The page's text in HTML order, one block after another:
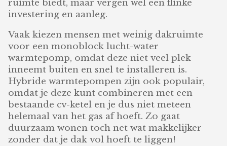
ruimte biedt, maar vergen wel een flinke
investering en aanleg.
Vaak kiezen mensen met weinig dakruimte
voor een monoblock lucht-water
warmtepomp, omdat deze niet veel plek
inneemt buiten en snel te installeren is.
Hybride warmtepompen zijn ook populair,
omdat je deze kunt combineren met een
bestaande cv-ketel en je dus niet meteen
helemaal van het gas af hoeft. Zo gaat
duurzaam wonen toch net wat makkelijker
zonder dat je dak vol hoeft te liggen!